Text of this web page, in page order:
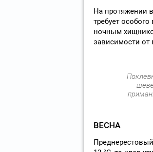
На протяжении
требует
ночным
зависимости от
ВЕСНА